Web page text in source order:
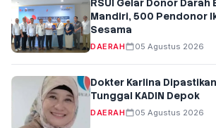
RSUI Gelar Donor Darah
Mandiri, 500 Pendonor
Sesama
DAERAH 05 Agustus 2026
Dokter Karlina
Tunggal KADIN Depok
DAERAH 05 Agustus 2026